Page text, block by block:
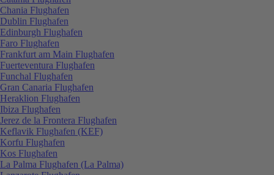
Chania Flughafen
Dublin Flughafen
Edinburgh Flughafen
Faro Flughafen
Frankfurt am Main Flughafen
Fuerteventura Flughafen
Funchal Flughafen
Gran Canaria Flughafen
Heraklion Flughafen
Ibiza Flughafen
Jerez de la Frontera Flughafen
Keflavik Flughafen (KEF)
Korfu Flughafen
Kos Flughafen
La Palma Flughafen (La Palma)